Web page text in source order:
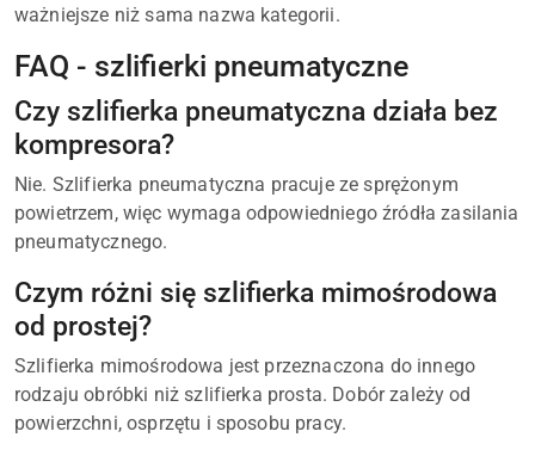
ważniejsze niż sama nazwa kategorii.
FAQ - szlifierki pneumatyczne
Czy szlifierka pneumatyczna działa bez
kompresora?
Nie. Szlifierka pneumatyczna pracuje ze sprężonym
powietrzem, więc wymaga odpowiedniego źródła zasilania
pneumatycznego.
Czym różni się szlifierka mimośrodowa
od prostej?
Szlifierka mimośrodowa jest przeznaczona do innego
rodzaju obróbki niż szlifierka prosta. Dobór zależy od
powierzchni, osprzętu i sposobu pracy.